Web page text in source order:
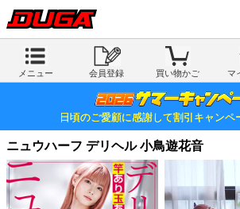
メニュー 会員登録 買い物かご マ
日頃のご愛顧に感謝して割引キャンペ
ニュウハーフ デリヘル 小鳥遊花音